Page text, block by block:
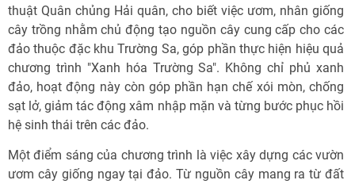
thuật Quân chủng Hải quân, cho biết việc ươm, nhân giống
cây trồng nhằm chủ động tạo nguồn cây cung cấp cho các
đảo thuộc đặc khu Trường Sa, góp phần thực hiện hiệu quả
chương trình "Xanh hóa Trường Sa". Không chỉ phủ xanh
đảo, hoạt động này còn góp phần hạn chế xói mòn, chống
sạt lở, giảm tác động xâm nhập mặn và từng bước phục hồi
hệ sinh thái trên các đảo.
Một điểm sáng của chương trình là việc xây dựng các vườn
ươm cây giống ngay tại đảo. Từ nguồn cây mang ra từ đất